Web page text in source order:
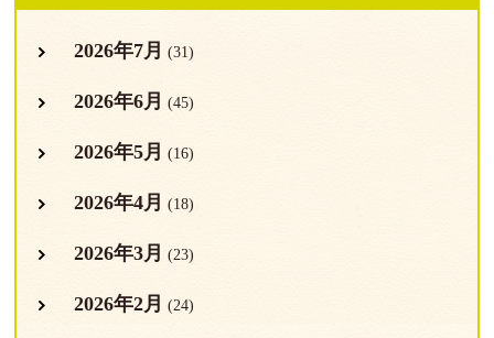
2026年7月 (31)
2026年6月 (45)
2026年5月 (16)
2026年4月 (18)
2026年3月 (23)
2026年2月 (24)